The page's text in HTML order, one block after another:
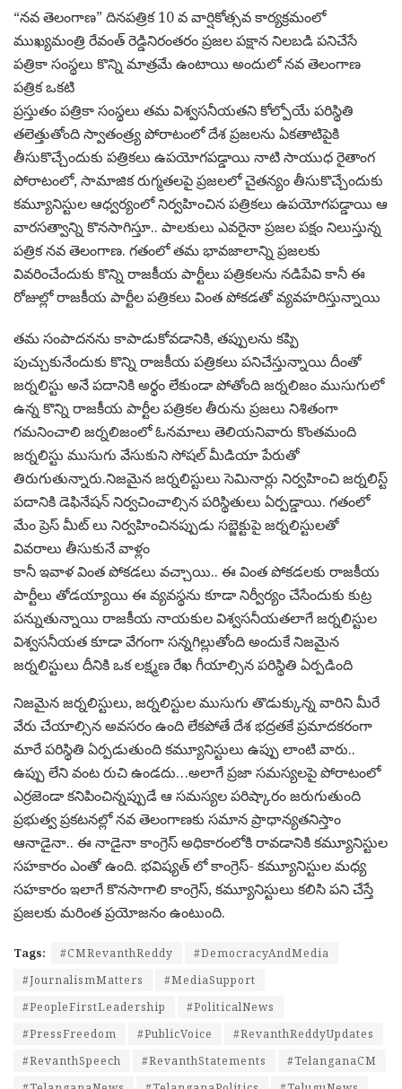
“నవ తెలంగాణ” దినపత్రిక 10 వ వార్షికోత్సవ కార్యక్రమంలో
ముఖ్యమంత్రి రేవంత్ రెడ్డినిరంతరం ప్రజల పక్షాన నిలబడి పనిచేసే
పత్రికా సంస్థలు కొన్ని మాత్రమే ఉంటాయి అందులో నవ తెలంగాణ
పత్రిక ఒకటి
ప్రస్తుతం పత్రికా సంస్థలు తమ విశ్వసనీయతని కోల్పోయే పరిస్థితి
తలెత్తుతోంది స్వాతంత్ర్య పోరాటంలో దేశ ప్రజలను ఏకతాటిపైకి
తీసుకొచ్చేందుకు పత్రికలు ఉపయోగపడ్డాయి నాటి సాయుధ రైతాంగ
పోరాటంలో, సామాజిక రుగ్మతలపై ప్రజలలో చైతన్యం తీసుకొచ్చేందుకు
కమ్యూనిస్టుల ఆధ్వర్యంలో నిర్వహించిన పత్రికలు ఉపయోగపడ్డాయి ఆ
వారసత్వాన్ని కొనసాగిస్తూ.. పాలకులు ఎవరైనా ప్రజల పక్షం నిలుస్తున్న
పత్రిక నవ తెలంగాణ. గతంలో తమ భావజాలాన్ని ప్రజలకు
వివరించేందుకు కొన్ని రాజకీయ పార్టీలు పత్రికలను నడిపేవి కానీ ఈ
రోజుల్లో రాజకీయ పార్టీల పత్రికలు వింత పోకడతో వ్యవహరిస్తున్నాయి
తమ సంపాదనను కాపాడుకోవడానికి, తప్పులను కప్పి
పుచ్చుకునేందుకు కొన్ని రాజకీయ పత్రికలు పనిచేస్తున్నాయి దీంతో
జర్నలిస్టు అనే పదానికి అర్థం లేకుండా పోతోంది జర్నలిజం ముసుగులో
ఉన్న కొన్ని రాజకీయ పార్టీల పత్రికల తీరును ప్రజలు నిశితంగా
గమనించాలి జర్నలిజంలో ఓనమాలు తెలియనివారు కొంతమంది
జర్నలిస్టు ముసుగు వేసుకుని సోషల్ మీడియా పేరుతో
తిరుగుతున్నారు.నిజమైన జర్నలిస్టులు సెమినార్లు నిర్వహించి జర్నలిస్ట్
పదానికి డెఫినేషన్ నిర్వచించాల్సిన పరిస్థితులు ఏర్పడ్డాయి. గతంలో
మేం ప్రెస్ మీట్ లు నిర్వహించినప్పుడు సబ్జెక్టుపై జర్నలిస్టులతో
వివరాలు తీసుకునే వాళ్లం
కానీ ఇవాళ వింత పోకడలు వచ్చాయి.. ఈ వింత పోకడలకు రాజకీయ
పార్టీలు తోడయ్యాయి ఈ వ్యవస్థను కూడా నిర్వీర్యం చేసేందుకు కుట్ర
పన్నుతున్నాయి రాజకీయ నాయకుల విశ్వసనీయతలాగే జర్నలిస్టుల
విశ్వసనీయత కూడా వేగంగా సన్నగిల్లుతోంది అందుకే నిజమైన
జర్నలిస్టులు దీనికి ఒక లక్ష్మణ రేఖ గీయాల్సిన పరిస్థితి ఏర్పడింది
నిజమైన జర్నలిస్టులు, జర్నలిస్టుల ముసుగు తొడుక్కున్న వారిని మీరే
వేరు చేయాల్సిన అవసరం ఉంది లేకపోతే దేశ భద్రతకే ప్రమాదకరంగా
మారే పరిస్థితి ఏర్పడుతుంది కమ్యూనిస్టులు ఉప్పు లాంటి వారు..
ఉప్పు లేని వంట రుచి ఉండదు…అలాగే ప్రజా సమస్యలపై పోరాటంలో
ఎర్రజెండా కనిపించిన్నప్పుడే ఆ సమస్యల పరిష్కారం జరుగుతుంది
ప్రభుత్వ ప్రకటనల్లో నవ తెలంగాణకు సమాన ప్రాధాన్యతనిస్తాం
ఆనాడైనా.. ఈ నాడైనా కాంగ్రెస్ అధికారంలోకి రావడానికి కమ్యూనిస్టుల
సహకారం ఎంతో ఉంది. భవిష్యత్ లో కాంగ్రెస్- కమ్యూనిస్టుల మధ్య
సహకారం ఇలాగే కొనసాగాలి కాంగ్రెస్, కమ్యూనిస్టులు కలిసి పని చేస్తే
ప్రజలకు మరింత ప్రయోజనం ఉంటుంది.
Tags: #CMRevanthReddy
#DemocracyAndMedia
#JournalismMatters
#MediaSupport
#PeopleFirstLeadership
#PoliticalNews
#PressFreedom
#PublicVoice
#RevanthReddyUpdates
#RevanthSpeech
#RevanthStatements
#TelanganaCM